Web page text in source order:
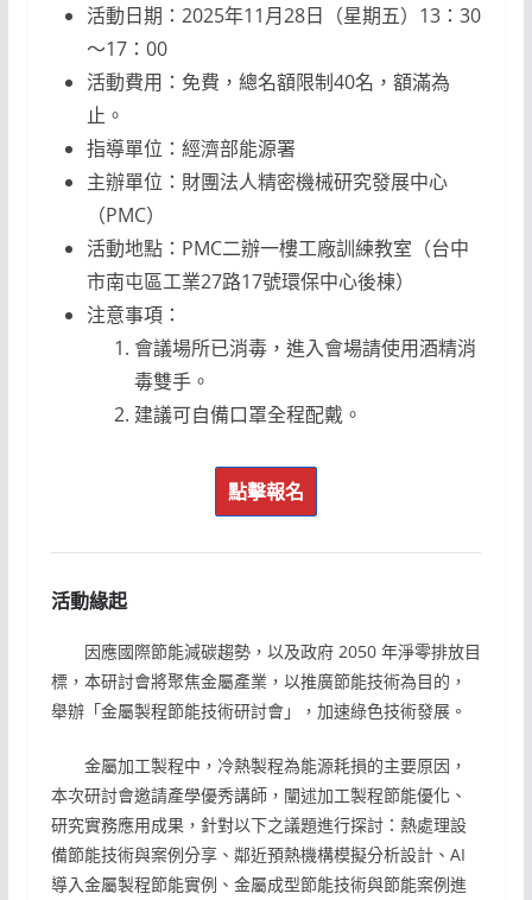
活動日期：2025年11月28日（星期五）13：30
～17：00
活動費用：免費，總名額限制40名，額滿為
止。
指導單位：經濟部能源署
主辦單位：財團法人精密機械研究發展中心
（PMC）
活動地點：PMC二辦一樓工廠訓練教室（台中
市南屯區工業27路17號環保中心後棟）
注意事項：
會議場所已消毒，進入會場請使用酒精消
毒雙手。
建議可自備口罩全程配戴。
點擊報名
活動緣起
因應國際節能減碳趨勢，以及政府 2050 年淨零排放目
標，本研討會將聚焦金屬產業，以推廣節能技術為目的，
舉辦「金屬製程節能技術研討會」，加速綠色技術發展。
金屬加工製程中，冷熱製程為能源耗損的主要原因，
本次研討會邀請產學優秀講師，闡述加工製程節能優化、
研究實務應用成果，針對以下之議題進行探討：熱處理設
備節能技術與案例分享、鄰近預熱機構模擬分析設計、AI
導入金屬製程節能實例、金屬成型節能技術與節能案例進